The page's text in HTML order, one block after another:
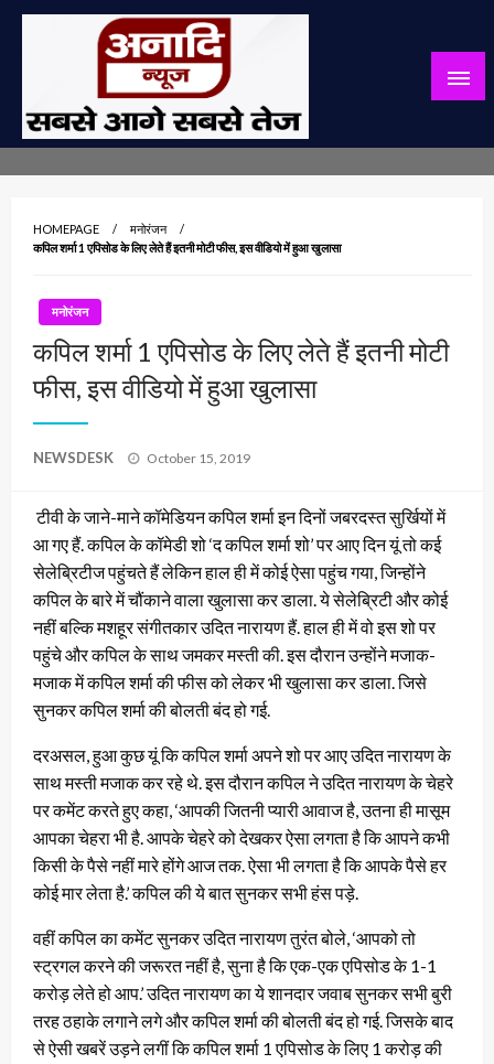
Skip
सबसे आगे सबसे तेज
HOMEPAGE
मनोरंजन
कपिल शर्मा 1 एपिसोड के लिए लेते हैं इतनी मोटी फीस, इस वीडियो में हुआ खुलासा
मनोरंजन
कपिल शर्मा 1 एपिसोड के लिए लेते हैं इतनी मोटी
फीस, इस वीडियो में हुआ खुलासा
NEWSDESK
Posted
October 15, 2019
टीवी के जाने-माने कॉमेडियन कपिल शर्मा इन दिनों जबरदस्त सुर्खियों में
आ गए हैं. कपिल के कॉमेडी शो ‘द कपिल शर्मा शो’ पर आए दिन यूं तो कई
सेलेब्रिटीज पहुंचते हैं लेकिन हाल ही में कोई ऐसा पहुंच गया, जिन्होंने
कपिल के बारे में चौंकाने वाला खुलासा कर डाला. ये सेलेब्रिटी और कोई
नहीं बल्कि मशहूर संगीतकार उदित नारायण हैं. हाल ही में वो इस शो पर
पहुंचे और कपिल के साथ जमकर मस्ती की. इस दौरान उन्होंने मजाक-
मजाक में कपिल शर्मा की फीस को लेकर भी खुलासा कर डाला. जिसे
सुनकर कपिल शर्मा की बोलती बंद हो गई.
दरअसल, हुआ कुछ यूं कि कपिल शर्मा अपने शो पर आए उदित नारायण के
साथ मस्ती मजाक कर रहे थे. इस दौरान कपिल ने उदित नारायण के चेहरे
पर कमेंट करते हुए कहा, ‘आपकी जितनी प्यारी आवाज है, उतना ही मासूम
आपका चेहरा भी है. आपके चेहरे को देखकर ऐसा लगता है कि आपने कभी
किसी के पैसे नहीं मारे होंगे आज तक. ऐसा भी लगता है कि आपके पैसे हर
कोई मार लेता है.’ कपिल की ये बात सुनकर सभी हंस पड़े.
वहीं कपिल का कमेंट सुनकर उदित नारायण तुरंत बोले, ‘आपको तो
स्ट्रगल करने की जरूरत नहीं है, सुना है कि एक-एक एपिसोड के 1-1
करोड़ लेते हो आप.’ उदित नारायण का ये शानदार जवाब सुनकर सभी बुरी
तरह ठहाके लगाने लगे और कपिल शर्मा की बोलती बंद हो गई. जिसके बाद
से ऐसी खबरें उड़ने लगीं कि कपिल शर्मा 1 एपिसोड के लिए 1 करोड़ की